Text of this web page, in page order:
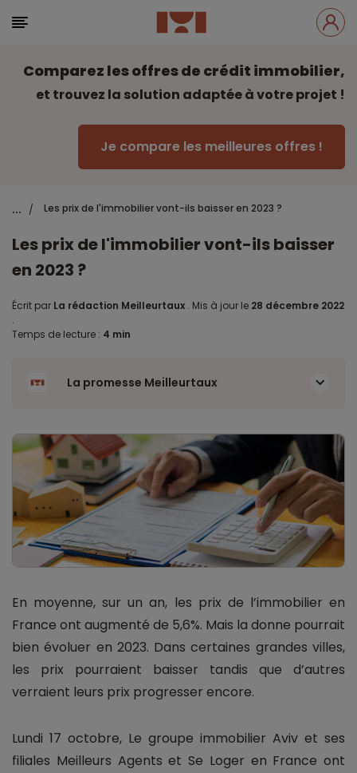
Comparez les offres de crédit immobilier,
et trouvez la solution adaptée à votre projet !
Je compare les meilleures offres !
... / Les prix de l'immobilier vont-ils baisser en 2023 ?
Les prix de l'immobilier vont-ils baisser
en 2023 ?
Écrit par La rédaction Meilleurtaux . Mis à jour le 28 décembre 2022
.
Temps de lecture : 4 min
La promesse Meilleurtaux
En moyenne, sur un an, les prix de l’immobilier en
France ont augmenté de 5,6%. Mais la donne pourrait
bien évoluer en 2023. Dans certaines grandes villes,
les prix pourraient baisser tandis que d’autres
verraient leurs prix progresser encore.
Lundi 17 octobre, Le groupe immobilier Aviv et ses
filiales Meilleurs Agents et Se Loger en France ont